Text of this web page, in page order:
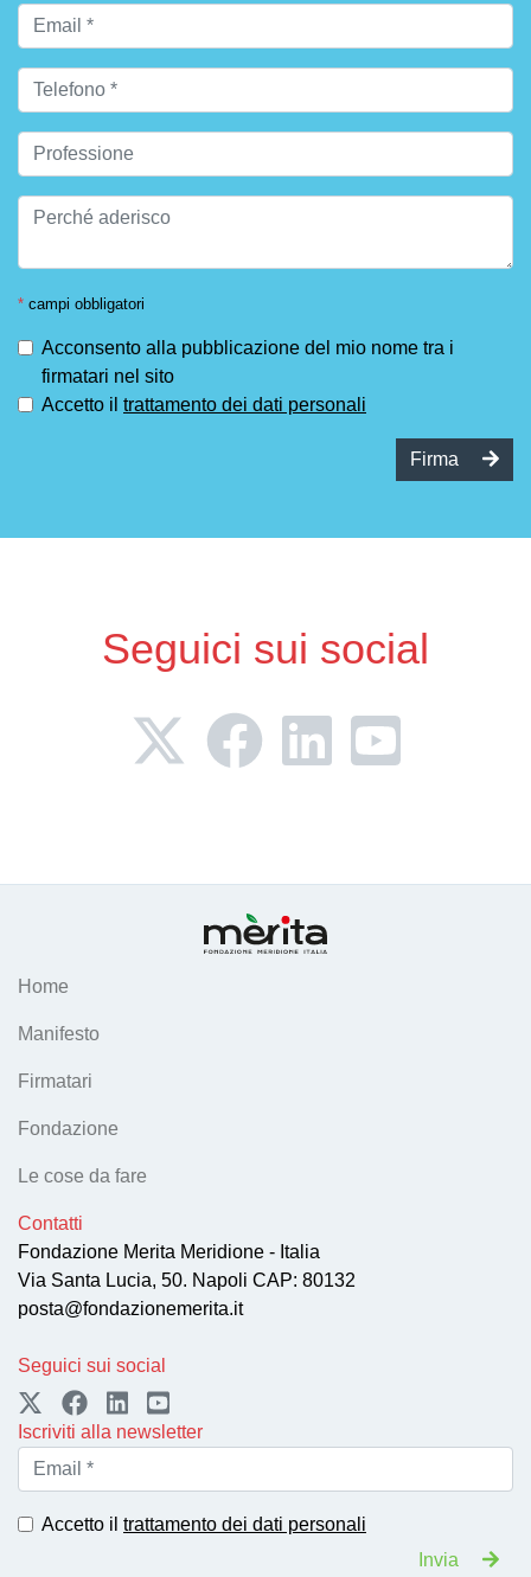
* campi obbligatori
Acconsento alla pubblicazione del mio nome tra i
firmatari nel sito
Accetto il trattamento dei dati personali
Firma
Seguici sui social
Home
Manifesto
Firmatari
Fondazione
Le cose da fare
Contatti
Fondazione Merita Meridione - Italia
Via Santa Lucia, 50. Napoli CAP: 80132
posta@fondazionemerita.it
Seguici sui social
Iscriviti alla newsletter
Accetto il trattamento dei dati personali
Invia